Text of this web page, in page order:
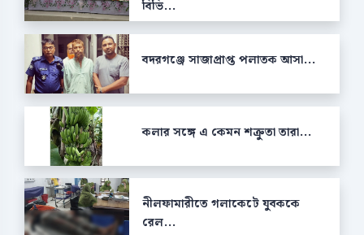
বিভি...
বদরগঞ্জে সাজাপ্রাপ্ত পলাতক আসা...
কলার সঙ্গে এ কেমন শক্রুতা তারা...
নীলফামারীতে গলাকেটে যুবককে
রেল...